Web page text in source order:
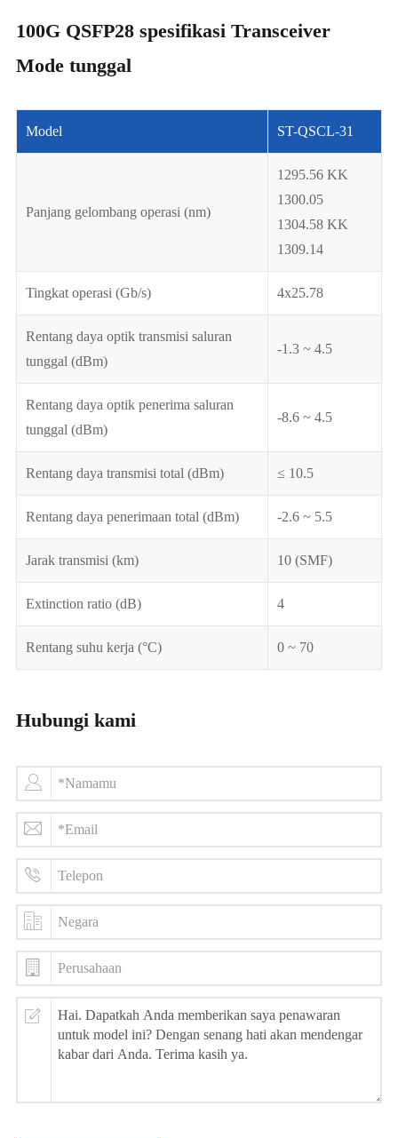
100G QSFP28 spesifikasi Transceiver
Mode tunggal
Model ST-QSCL-31
Panjang gelombang operasi (nm)
1295.56 KK
1300.05
1304.58 KK
1309.14
Tingkat operasi (Gb/s) 4x25.78
Rentang daya optik transmisi saluran
tunggal (dBm)
-1.3 ~ 4.5
Rentang daya optik penerima saluran
tunggal (dBm)
-8.6 ~ 4.5
Rentang daya transmisi total (dBm) ≤ 10.5
Rentang daya penerimaan total (dBm) -2.6 ~ 5.5
Jarak transmisi (km) 10 (SMF)
Extinction ratio (dB) 4
Rentang suhu kerja (°C) 0 ~ 70
Hubungi kami